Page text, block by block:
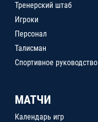
Тренерский штаб
Игроки
Персонал
Талисман
Спортивное руководство
МАТЧИ
Календарь игр